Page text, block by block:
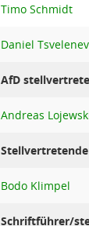
Timo Schmidt
Daniel Tsvelenev
AfD
Andreas
Bodo Klimpel
Schriftführer/